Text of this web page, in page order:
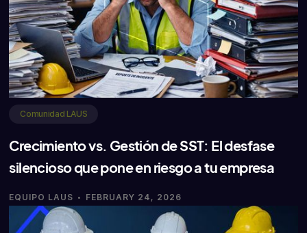
Comunidad LAUS
Crecimiento vs. Gestión de SST: El desfase
silencioso que pone en riesgo a tu empresa
EQUIPO LAUS · FEBRUARY 24, 2026